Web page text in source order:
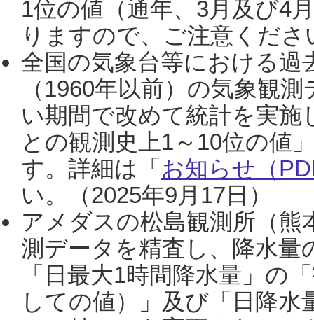
1位の値（通年、3月及び4
りますので、ご注意くだ
全国の気象台等における過
（1960年以前）の気象観
い期間で改めて統計を実
との観測史上1～10位の値
す。詳細は「 お知らせ（
い。（2025年9月17日）
アメダスの松島観測所（熊
測データを精査し、降水
「日最大1時間降水量」の
しての値）」及び「日降